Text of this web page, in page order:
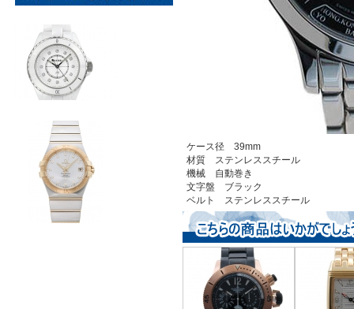
ケース径 39mm
材質 ステンレススチール
機械 自動巻き
文字盤 ブラック
ベルト ステンレススチール